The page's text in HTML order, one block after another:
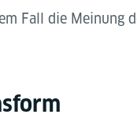
Fall die Meinung